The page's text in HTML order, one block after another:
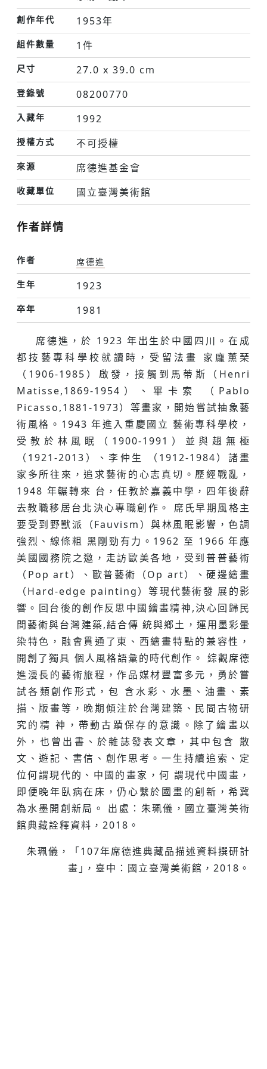
創作年代 1953年
組件數量 1件
尺寸 27.0 x 39.0 cm
登錄號 08200770
入藏年 1992
授權方式 不可授權
來源 席德進基金會
收藏單位 國立臺灣美術館
作者詳情
作者
席德進
生年
1923
卒年 1981
席德進，於 1923 年出⽣於中國四川。在成
都技藝專科學校就讀時，受留法畫 家龐薰琹
（1906-1985）啟發，接觸到⾺蒂斯（Henri
Matisse,1869-1954）、畢卡索 （Pablo
Picasso,1881-1973）等畫家，開始嘗試抽象藝
術風格。1943 年進入重慶國⽴ 藝術專科學校，
受教於林風眠（1900-1991）並與趙無極
（1921-2013）、李仲⽣ （1912-1984）諸畫
家多所往來，追求藝術的⼼志真切。歷經戰亂，
1948 年輾轉來 台，任教於嘉義中學，四年後辭
去教職移居台北決⼼專職創作。 席氏早期風格主
要受到野獸派（Fauvism）與林風眠影響，⾊調
強烈、線條粗 ⿊剛勁有⼒。1962 至 1966 年應
美國國務院之邀，⾛訪歐美各地，受到普普藝術
（Pop art）、歐普藝術（Op art）、硬邊繪畫
（Hard-edge painting）等現代藝術發 展的影
響。回台後的創作反思中國繪畫精神,決⼼回歸民
間藝術與台灣建築,結合傳 統與鄉⼟，運⽤墨彩暈
染特⾊，融會貫通了東、西繪畫特點的兼容性，
開創了獨具 個⼈風格語彙的時代創作。 綜觀席德
進漫長的藝術旅程，作品媒材豐富多元，勇於嘗
試各類創作形式，包 含⽔彩、⽔墨、油畫、素
描、版畫等，晚期傾注於台灣建築、民間古物研
究的精 神，帶動古蹟保存的意識。除了繪畫以
外，也曾出書、於雜誌發表⽂章，其中包含 散
⽂、遊記、書信、創作思考。⼀⽣持續追索、定
位何謂現代的、中國的畫家，何 謂現代中國畫，
即便晚年臥病在床，仍⼼繫於國畫的創新，希冀
為⽔墨開創新局。 出處：朱珮儀，國立臺灣美術
館典藏詮釋資料，2018。
朱珮儀，「107年席德進典藏品描述資料撰研計
畫｣，臺中：國立臺灣美術館，2018。